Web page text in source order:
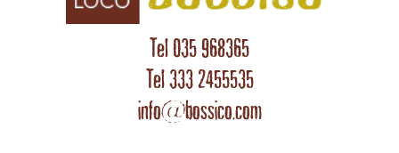
Tel 035 968365
Tel 333 2455535
info@bossico.com